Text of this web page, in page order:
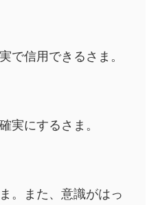
で信用できるさま。
実にするさま。
。また、意識がはっ